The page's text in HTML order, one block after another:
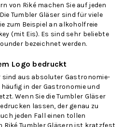
von Riké machen Sie auf jeden
Tumbler Gläser sind für viele
zum Beispiel an alkoholfreie
(mit Eis). Es sind sehr beliebte
bezeichnet werden.
Logo bedruckt
sind aus absoluter Gastronomie-
in der Gastronomie und
Wenn Sie die Tumbler Gläser
lassen, der genau zu
jeden Fall einen tollen
Riké Tumbler Gläsern ist kratzfest